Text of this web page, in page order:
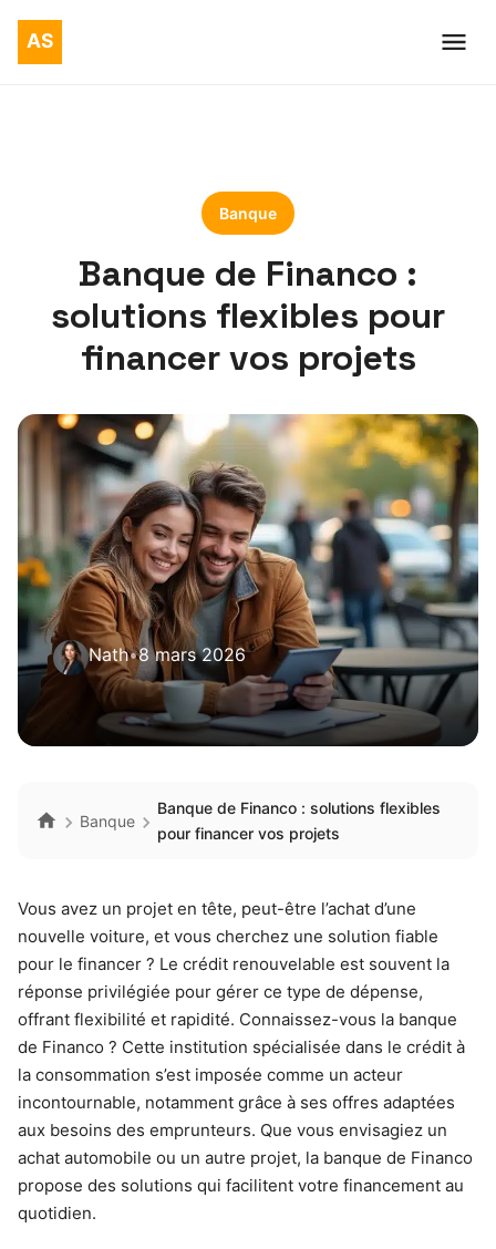
Banque
Banque de Financo :
solutions flexibles pour
financer vos projets
Nath•8 mars 2026
Banque
Banque de Financo : solutions flexibles
pour financer vos projets
Vous avez un projet en tête, peut-être l’achat d’une
nouvelle voiture, et vous cherchez une solution fiable
pour le financer ? Le crédit renouvelable est souvent la
réponse privilégiée pour gérer ce type de dépense,
offrant flexibilité et rapidité. Connaissez-vous la banque
de Financo ? Cette institution spécialisée dans le crédit à
la consommation s’est imposée comme un acteur
incontournable, notamment grâce à ses offres adaptées
aux besoins des emprunteurs. Que vous envisagiez un
achat automobile ou un autre projet, la banque de Financo
propose des solutions qui facilitent votre financement au
quotidien.